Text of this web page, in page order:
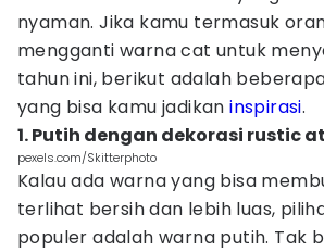
nyaman. Jika kamu termasuk
mengganti warna cat untuk
tahun ini, berikut adalah
yang bisa kamu jadikaninspirasi.
1. Putih dengan dekorasi rustic
pexels.com/Skitterphoto
Kalau ada warna yang bisa
terlihat bersih dan lebih luas,
populer adalah warna putih. Tak